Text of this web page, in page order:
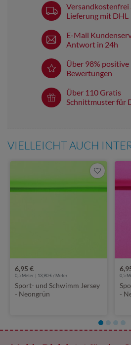
Versandkostenfrei
Lieferung mit DHL
E-Mail
Antwort in 24h
Über 98% positive
Bewertungen
Über 110 Gratis
Schnittmuster für
VIELLEICHT AUCH
6,95 €
0,5 Meter | 13,90 € / Meter
Sport- und Schwimm Jersey
- Neongrün
0,5
-